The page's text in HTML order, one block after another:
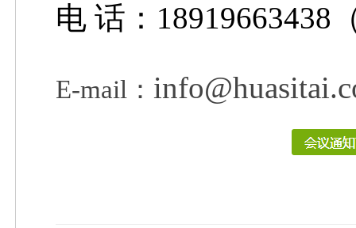
电 话 ： 18919663438
E-mail ：